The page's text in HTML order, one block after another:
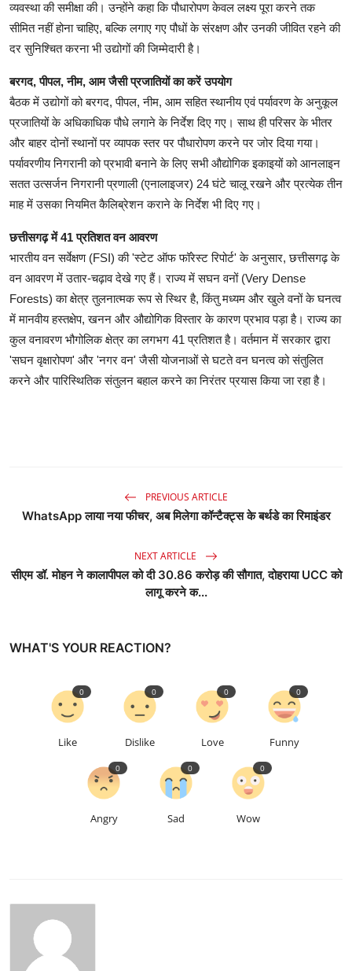
व्यवस्था की समीक्षा की। उन्होंने कहा कि पौधारोपण केवल लक्ष्य पूरा करने तक
सीमित नहीं होना चाहिए, बल्कि लगाए गए पौधों के संरक्षण और उनकी जीवित रहने की
दर सुनिश्चित करना भी उद्योगों की जिम्मेदारी है।
बरगद, पीपल, नीम, आम जैसी प्रजातियों का करें उपयोग
बैठक में उद्योगों को बरगद, पीपल, नीम, आम सहित स्थानीय एवं पर्यावरण के अनुकूल
प्रजातियों के अधिकाधिक पौधे लगाने के निर्देश दिए गए। साथ ही परिसर के भीतर
और बाहर दोनों स्थानों पर व्यापक स्तर पर पौधारोपण करने पर जोर दिया गया।
पर्यावरणीय निगरानी को प्रभावी बनाने के लिए सभी औद्योगिक इकाइयों को आनलाइन
सतत उत्सर्जन निगरानी प्रणाली (एनालाइजर) 24 घंटे चालू रखने और प्रत्येक तीन
माह में उसका नियमित कैलिब्रेशन कराने के निर्देश भी दिए गए।
छत्तीसगढ़ में 41 प्रतिशत वन आवरण
भारतीय वन सर्वेक्षण (FSI) की 'स्टेट ऑफ फॉरेस्ट रिपोर्ट' के अनुसार, छत्तीसगढ़ के
वन आवरण में उतार-चढ़ाव देखे गए हैं। राज्य में सघन वनों (Very Dense
Forests) का क्षेत्र तुलनात्मक रूप से स्थिर है, किंतु मध्यम और खुले वनों के घनत्व
में मानवीय हस्तक्षेप, खनन और औद्योगिक विस्तार के कारण प्रभाव पड़ा है। राज्य का
कुल वनावरण भौगोलिक क्षेत्र का लगभग 41 प्रतिशत है। वर्तमान में सरकार द्वारा
'सघन वृक्षारोपण' और 'नगर वन' जैसी योजनाओं से घटते वन घनत्व को संतुलित
करने और पारिस्थितिक संतुलन बहाल करने का निरंतर प्रयास किया जा रहा है।
PREVIOUS ARTICLE
WhatsApp लाया नया फीचर, अब मिलेगा कॉन्टैक्ट्स के बर्थडे का रिमाइंडर
NEXT ARTICLE
सीएम डॉ. मोहन ने कालापीपल को दी 30.86 करोड़ की सौगात, दोहराया UCC को
लागू करने क...
WHAT'S YOUR REACTION?
Like
0
Dislike
0
Love
0
Funny
0
Angry
0
Sad
0
Wow
0